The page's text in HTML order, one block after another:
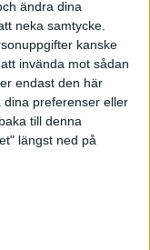
ändra dina
neka samtycke.
kanske
invända mot sådan
endast den här
preferenser eller
till denna
längst ned på
jag
patent jurist
men